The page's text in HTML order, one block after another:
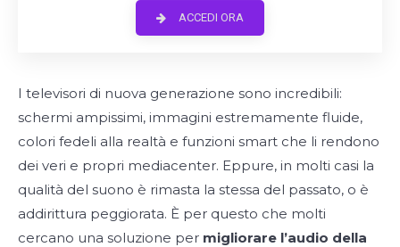
ACCEDI ORA
I televisori di nuova generazione sono incredibili:
schermi ampissimi, immagini estremamente fluide,
colori fedeli alla realtà e funzioni smart che li rendono
dei veri e propri mediacenter. Eppure, in molti casi la
qualità del suono è rimasta la stessa del passato, o è
addirittura peggiorata. È per questo che molti
cercano una soluzione per migliorare l’audio della